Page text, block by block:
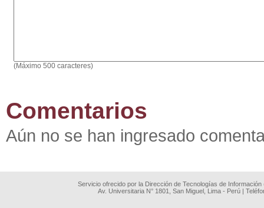
(Máximo 500 caracteres)
Comentarios
Aún no se han ingresado
Servicio ofrecido por la Dirección de Tecnologías de
Av. Universitaria N° 1801, San Miguel, Lima - Perú |